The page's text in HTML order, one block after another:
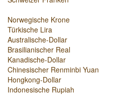
Norwegische Krone
Türkische Lira
Australische-Dollar
Brasilianischer Real
Kanadische-Dollar
Chinesischer Renminbi Yuan
Hongkong-Dollar
Indonesische Rupiah